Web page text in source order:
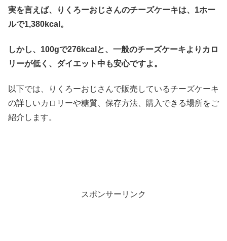
実を言えば、りくろーおじさんのチーズケーキは、1ホー
ルで1,380kcal。
しかし、100gで276kcalと、一般のチーズケーキよりカロ
リーが低く、ダイエット中も安心ですよ。
以下では、りくろーおじさんで販売しているチーズケーキ
の詳しいカロリーや糖質、保存方法、購入できる場所をご
紹介します。
スポンサーリンク